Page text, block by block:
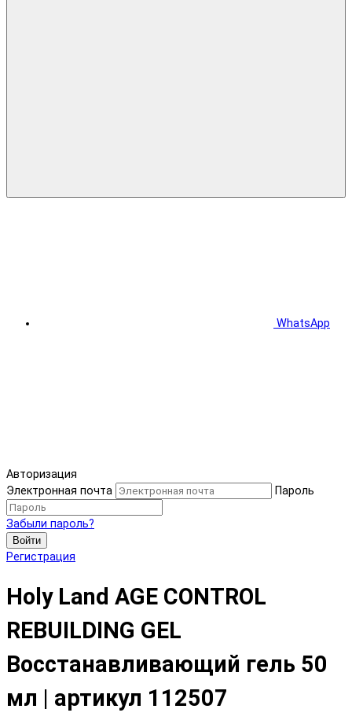
WhatsApp
Авторизация
Электронная почта
Пароль
Забыли пароль?
Войти
Регистрация
Holy Land AGE CONTROL
REBUILDING GEL
Восстанавливающий гель 50
мл | артикул 112507